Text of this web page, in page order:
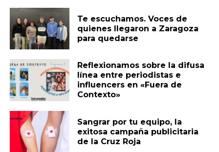
Te escuchamos. Voces de
quienes llegaron a Zaragoza
para quedarse
Reflexionamos sobre la difusa
línea entre periodistas e
influencers en «Fuera de
Contexto»
Sangrar por tu equipo, la
exitosa campaña publicitaria
de la Cruz Roja